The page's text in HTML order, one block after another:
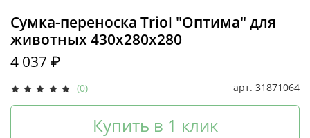
(0) арт. 31871064
Сумка-переноска Triol "Оптима" для
животных 430х280х280
4 037 ₽
Купить в 1 клик